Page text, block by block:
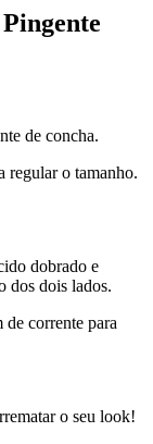
de concha.
regular o tamanho.
dobrado e
dos dois lados.
corrente para
o seu look!